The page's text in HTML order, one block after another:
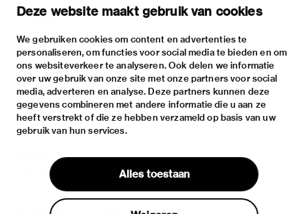
Deze website maakt gebruik van cookies
We gebruiken cookies om content en advertenties te
personaliseren, om functies voor social media te bieden en om
ons websiteverkeer te analyseren. Ook delen we informatie
over uw gebruik van onze site met onze partners voor social
media, adverteren en analyse. Deze partners kunnen deze
gegevens combineren met andere informatie die u aan ze
heeft verstrekt of die ze hebben verzameld op basis van uw
gebruik van hun services.
Alles toestaan
activiteiten
praktische informatie
over
het museum
de collectie
fondsen & partners
huisregels
privacy & cookies